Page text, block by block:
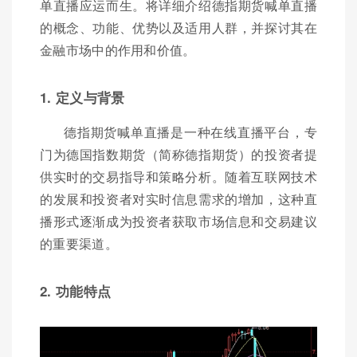
单直播应运而生。将详细介绍德指期货喊单直播
的概念、功能、优势以及适用人群，并探讨其在
金融市场中的作用和价值。
1. 定义与背景
德指期货喊单直播是一种在线直播平台，专
门为德国指数期货（简称德指期货）的投资者提
供实时的交易指导和策略分析。随着互联网技术
的发展和投资者对实时信息需求的增加，这种直
播形式逐渐成为投资者获取市场信息和交易建议
的重要渠道。
2. 功能特点